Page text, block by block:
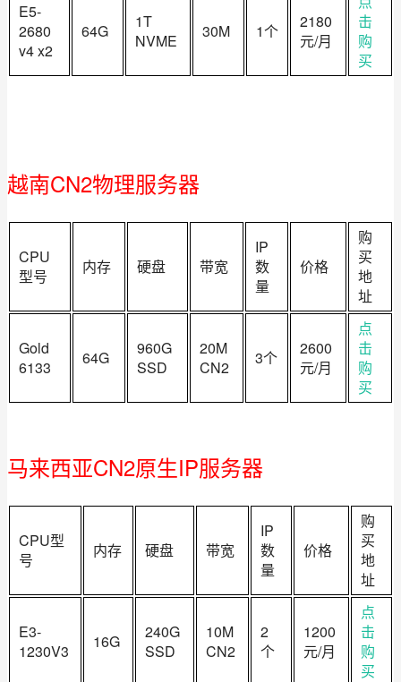
E5-
2680
v4 x2
64G
1T
NVME
30M 1个
2180
元/月
击
购
买
越南CN2物理服务器
CPU
型号
内存 硬盘 带宽
IP
数
量
价格
购
买
地
址
Gold
6133
64G
960G
SSD
20M
CN2
3个
2600
元/月
点
击
购
买
马来西亚CN2原生IP服务器
CPU型
号
内存 硬盘 带宽
IP
数
量
价格
购
买
地
址
E3-
1230V3
16G
240G
SSD
10M
CN2
2
个
1200
元/月
点
击
购
买